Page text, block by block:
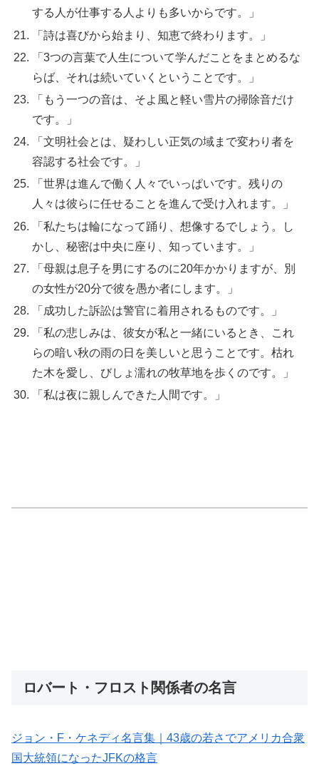
する人が仕事する人よりも多いからです。」
「詩は喜びから始まり、知恵で終わります。」
「3つの言葉で人生について学んだことをまとめるな
らば、それは続いていくということです。」
「もう一つの音は、そよ風と軽い雪片の掃除音だけ
です。」
「文明社会とは、疑わしい正気の域まで変わり者を
容認する社会です。」
「世界は進んで働く人々でいっぱいです。残りの
人々は彼らに任せることを進んで受け入れます。」
「私たちは輪になって踊り、想像するでしょう。し
かし、秘密は中央に座り、知っています。」
「母親は息子を男にするのに20年かかりますが、別
の女性が20分で彼を愚か者にします。」
「成功した訴訟は警官に着用されるものです。」
「私の悲しみは、彼女が私と一緒にいるとき、これ
らの暗い秋の雨の日を美しいと思うことです。枯れ
た木を愛し、びしょ濡れの牧草地を歩くのです。」
「私は夜に親しんできた人間です。」
ロバート・フロスト関係者の名言
ジョン・F・ケネディ名言集｜43歳の若さでアメリカ合衆
国大統領になったJFKの格言